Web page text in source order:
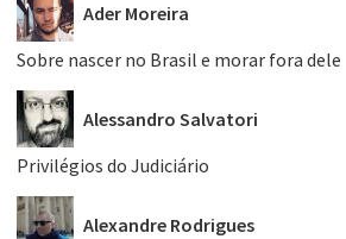
Ader Moreira
Sobre nascer no Brasil e morar fora dele
Alessandro Salvatori
Privilégios do Judiciário
Alexandre Rodrigues